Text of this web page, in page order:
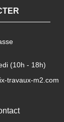
(10h - 18h)
travaux-m2.com